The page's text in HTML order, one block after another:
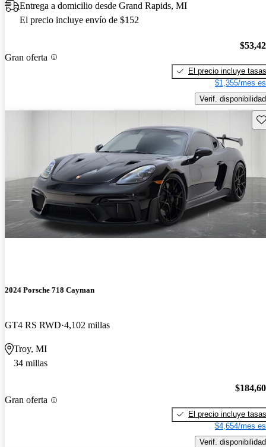
Entrega a domicilio desde Grand Rapids, MI
El precio incluye envío de $152
Gran oferta
El precio incluye tasas
$1,355/mes
Verif. disponibilidad
2024 Porsche 718 Cayman
GT4 RS RWD 4,102 millas
Troy, MI
34 millas
Gran oferta
El precio incluye tasas
$4,654/mes
Verif. disponibilidad